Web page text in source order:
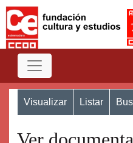
Visualizar Listar